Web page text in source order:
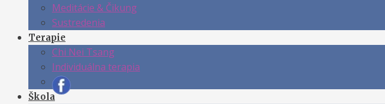
Meditácie & Čikung
Sustredenia
Terapie
Chi Nei Tsang
Individuálna terapia
Škola